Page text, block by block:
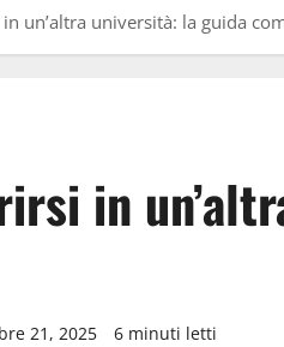
un’altra università: la guida
in
21, 2025 6 minuti letti